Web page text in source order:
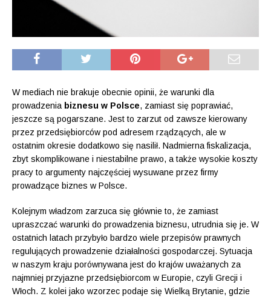
W mediach nie brakuje obecnie opinii, że warunki dla
prowadzenia biznesu w Polsce, zamiast się poprawiać,
jeszcze są pogarszane. Jest to zarzut od zawsze kierowany
przez przedsiębiorców pod adresem rządzących, ale w
ostatnim okresie dodatkowo się nasilił. Nadmierna fiskalizacja,
zbyt skomplikowane i niestabilne prawo, a także wysokie koszty
pracy to argumenty najczęściej wysuwane przez firmy
prowadzące biznes w Polsce.
Kolejnym władzom zarzuca się głównie to, że zamiast
upraszczać warunki do prowadzenia biznesu, utrudnia się je. W
ostatnich latach przybyło bardzo wiele przepisów prawnych
regulujących prowadzenie działalności gospodarczej. Sytuacja
w naszym kraju porównywana jest do krajów uważanych za
najmniej przyjazne przedsiębiorcom w Europie, czyli Grecji i
Włoch. Z kolei jako wzorzec podaje się Wielką Brytanie, gdzie